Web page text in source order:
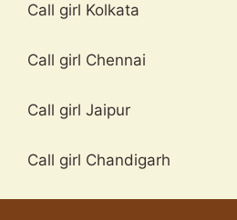
Call girl Kolkata
Call girl Chennai
Call girl Jaipur
Call girl Chandigarh